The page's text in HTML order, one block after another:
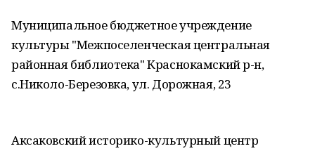
Муниципальное бюджетное учреждение
культуры "Межпоселенческая центральная
районная библиотека" Краснокамский р-н,
с.Николо-Березовка, ул. Дорожная, 23
Аксаковский историко-культурный центр